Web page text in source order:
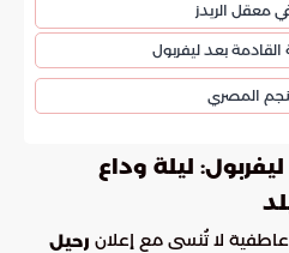
معقل الريدز
بعد ليفربول
المصري
ليلة وداع
لا تُنسى مع إعلان رحيل